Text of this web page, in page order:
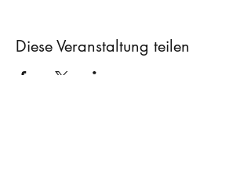
Diese Veranstaltung teilen